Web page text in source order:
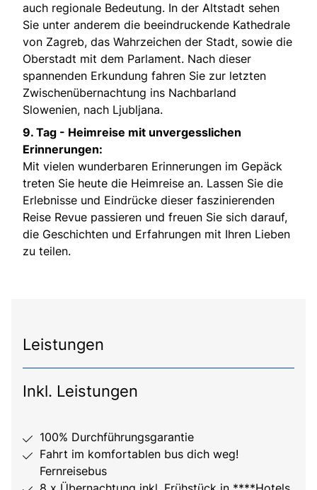
auch regionale Bedeutung. In der Altstadt sehen
Sie unter anderem die beeindruckende Kathedrale
von Zagreb, das Wahrzeichen der Stadt, sowie die
Oberstadt mit dem Parlament. Nach dieser
spannenden Erkundung fahren Sie zur letzten
Zwischenübernachtung ins Nachbarland
Slowenien, nach Ljubljana.
9. Tag - Heimreise mit unvergesslichen
Erinnerungen:
Mit vielen wunderbaren Erinnerungen im Gepäck
treten Sie heute die Heimreise an. Lassen Sie die
Erlebnisse und Eindrücke dieser faszinierenden
Reise Revue passieren und freuen Sie sich darauf,
die Geschichten und Erfahrungen mit Ihren Lieben
zu teilen.
Leistungen
Inkl. Leistungen
100% Durchführungsgarantie
Fahrt im komfortablen bus dich weg!
Fernreisebus